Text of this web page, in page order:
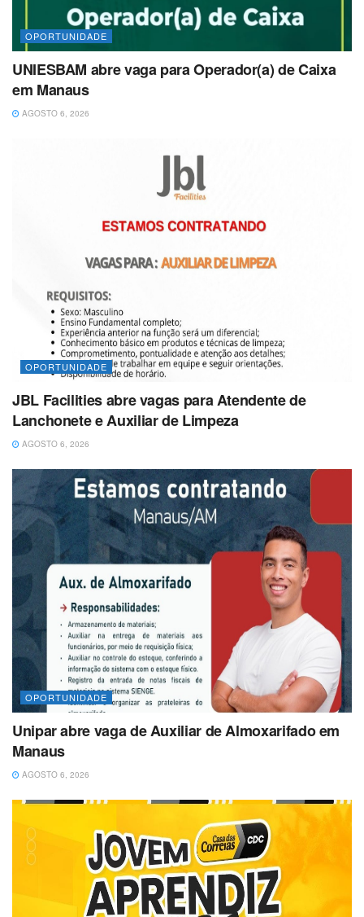
OPORTUNIDADE
UNIESBAM abre vaga para Operador(a) de Caixa
em Manaus
AGOSTO 6, 2026
OPORTUNIDADE
JBL Facilities abre vagas para Atendente de
Lanchonete e Auxiliar de Limpeza
AGOSTO 6, 2026
OPORTUNIDADE
Unipar abre vaga de Auxiliar de Almoxarifado em
Manaus
AGOSTO 6, 2026